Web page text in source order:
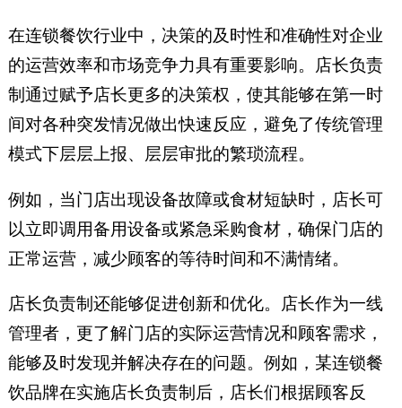
在连锁餐饮行业中，决策的及时性和准确性对企业
的运营效率和市场竞争力具有重要影响。店长负责
制通过赋予店长更多的决策权，使其能够在第一时
间对各种突发情况做出快速反应，避免了传统管理
模式下层层上报、层层审批的繁琐流程。
例如，当门店出现设备故障或食材短缺时，店长可
以立即调用备用设备或紧急采购食材，确保门店的
正常运营，减少顾客的等待时间和不满情绪。
店长负责制还能够促进创新和优化。店长作为一线
管理者，更了解门店的实际运营情况和顾客需求，
能够及时发现并解决存在的问题。例如，某连锁餐
饮品牌在实施店长负责制后，店长们根据顾客反